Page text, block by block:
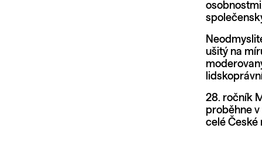
ušitý na
28. ročník
proběhne
celé České